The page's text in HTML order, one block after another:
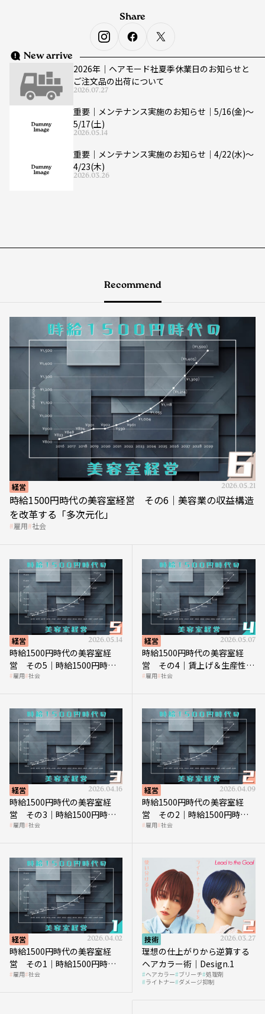
New arrive
2026年｜ヘアモード社夏季休業日のお知らせと
ご注文品の出荷について
2026.07.27
重要｜メンテナンス実施のお知らせ｜5/16(金)〜
5/17(土)
2026.05.14
重要｜メンテナンス実施のお知らせ｜4/22(水)〜
4/23(木)
2026.03.26
Share
Recommend
経営 2026.05.21
時給1500円時代の美容室経営 その6｜美容業の収益構造
を改革する「多次元化」
雇用 社会
経営 2026.05.14
時給1500円時代の美容室経
営 その5｜時給1500円時代
の到来は美容業の収益構造を
雇用 社会
経営 2026.05.07
時給1500円時代の美容室経
営 その4｜賃上げ＆生産性向
上につなげる賢い助成金活用
雇用 社会
経営 2026.04.16
時給1500円時代の美容室経
営 その3｜時給1500円時
代、美容業はどのような影響
雇用 社会
経営 2026.04.09
時給1500円時代の美容室経
営 その2｜時給1500円時代
に支払う給与はいくらなのか
雇用 社会
経営 2026.04.02
時給1500円時代の美容室経
営 その1｜時給1500円時代
へ向かう社会的背景
雇用 社会
技術 2026.03.27
理想の仕上がりから逆算する
ヘアカラー術｜Design.1
ヘアカラー ブリーチ 処理剤
ライトナー ダメージ抑制